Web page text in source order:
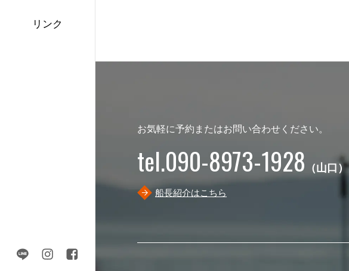
リンク
お気軽に予約またはお問い合わせください。
tel.090-8973-1928 （山口）
船長紹介はこちら